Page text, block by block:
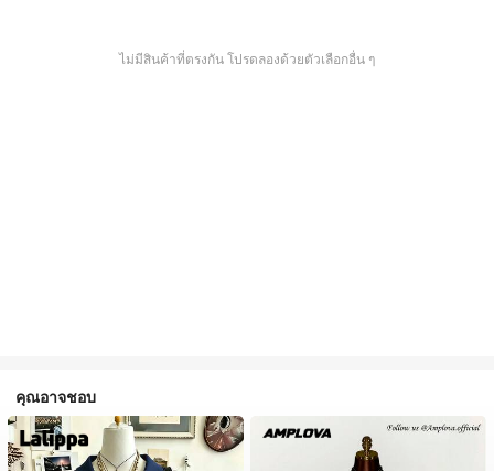
ไม่มีสินค้าที่ตรงกัน โปรดลองด้วยตัวเลือกอื่น ๆ
คุณอาจชอบ